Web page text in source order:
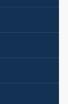
NƯỚC